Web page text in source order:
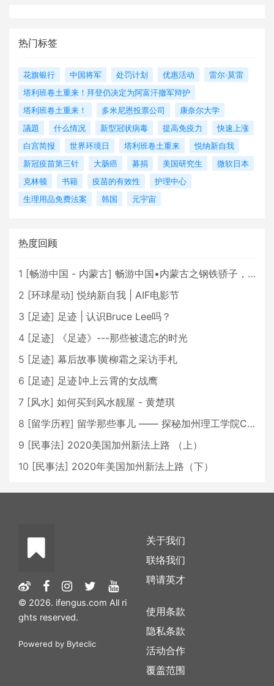
热门标签
花旗银行 中国将军 处罚计划 优惠活动
雷尔·莫雷
塔利班卷土重来！拜登仍决定为阿富汗撤军辩护
塔利班卷土重来！
多米尼恩投票公司
康奈尔大学
議題
什么情况 新型冠状病毒 提高免疫力
快速上涨
白宫简报
世界环境日 塔利班卷土重来
悦纳新自我
新冠疫苗第三针
大肠癌 募捐 美国研究生
微软日本
克林顿
书籍 疫苗的有效性
护理中心
生理用品免费法案
韩国 元宇宙
热度回顾
1 [畅游中国 - 内蒙古] 畅游中国•内蒙古之钢铁骄子，魅力包头
2 [环球星动] 悦纳新自我 | AIF电影节
3 [足迹] 足迹 | 认识Bruce Lee吗？
4 [足迹]
《足迹》---那些被遗忘的时光
5 [足迹] 幕后故事∣黄柳霜之采访手札
6 [足迹] 足迹∣冲上云霄的女战鹰
7 [风水] 如何买到风水靓屋 - 黄楚琪
8 [留学历程] 留学那些事儿 —— 探秘加州理工学院Caltech博士生活 [上集]
9 [民事法] 2020美国加州新法上路 （上）
10 [民事法] 2020年美国加州新法上路（下）
© 2026. ifengus.com All ri
ghts reserved.
Powered by Byteclic
关于我们
联络我们
聘请英才
使用条款
隐私条款
活动合作
覆盖范围